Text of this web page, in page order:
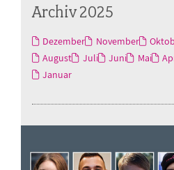
Archiv 2025
Dezember November
August
Juli Juni Mai
Januar